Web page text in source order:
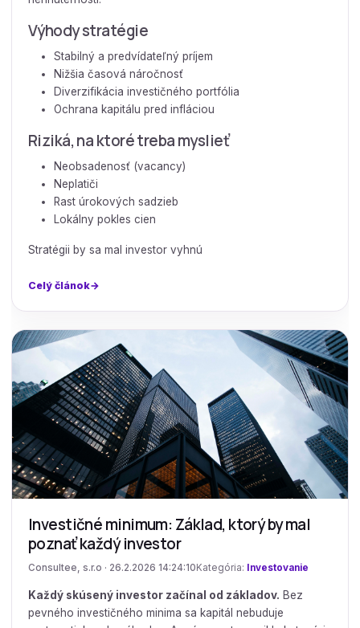
Výhody stratégie
Stabilný a predvídateľný príjem
Nižšia časová náročnosť
Diverzifikácia investičného portfólia
Ochrana kapitálu pred infláciou
Riziká, na ktoré treba myslieť
Neobsadenosť (vacancy)
Neplatiči
Rast úrokových sadzieb
Lokálny pokles cien
Stratégii by sa mal investor vyhnú
Celý článok
Investičné minimum: Základ, ktorý by mal
poznať každý investor
Consultee, s.r.o · 26.2.2026 14:24:10 Kategória: Investovanie
Každý skúsený investor začínal od základov. Bez
pevného investičného minima sa kapitál nebuduje